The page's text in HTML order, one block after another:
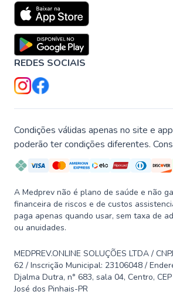
REDES SOCIAIS
Condições válidas apenas no site e
poderão ter condições diferentes.
A Medprev não é plano de saúde e não
financeira de riscos e de custos
paga apenas quando usar, sem taxa de
ou anuidades.
MEDPREV.ONLINE SOLUÇÕES LTDA /
62 / Inscrição Municipal: 23106048 /
Djalma Dutra, n° 683, sala 04, Centro,
José dos Pinhais-PR